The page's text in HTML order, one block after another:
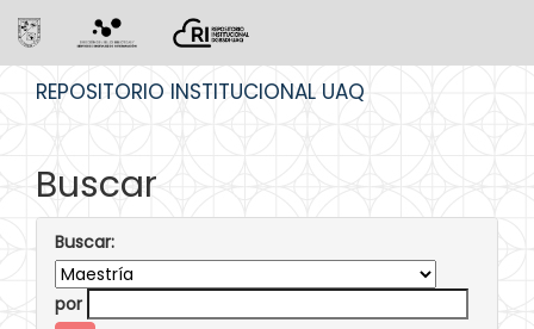
REPOSITORIO INSTITUCIONAL UAQ
Buscar
Buscar:
por